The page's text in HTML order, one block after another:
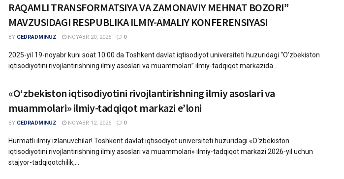
RAQAMLI TRANSFORMATSIYA VA ZAMONAVIY MEHNAT BOZORI”
MAVZUSIDAGI RESPUBLIKA ILMIY-AMALIY KONFERENSIYASI
BY CEDRADMINUZ NOYABR 20, 2025 0
2025-yil 19-noyabr kuni soat 10:00 da Toshkent davlat iqtisodiyot universiteti huzuridagi “O‘zbekiston
iqtisodiyotini rivojlantirishning ilmiy asoslari va muammolari” ilmiy-tadqiqot markazida...
«O‘zbekiston iqtisodiyotini rivojlantirishning ilmiy asoslari va
muammolari» ilmiy-tadqiqot markazi e’loni
BY CEDRADMINUZ NOYABR 12, 2025 0
Hurmatli ilmiy izlanuvchilar! Toshkent davlat iqtisodiyot universiteti huzuridagi «O‘zbekiston
iqtisodiyotini rivojlantirishning ilmiy asoslari va muammolari» ilmiy-tadqiqot markazi 2026-yil uchun
stajyor-tadqiqotchilik,...